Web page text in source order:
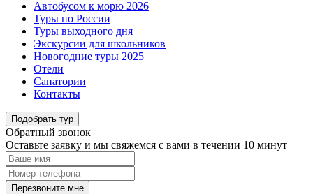
Автобусом к морю 2026
Туры по России
Туры выходного дня
Экскурсии для школьников
Новогодние туры 2025
Отели
Санатории
Контакты
Подобрать тур
Обратный звонок
Оставьте заявку и мы свяжемся с вами в течении 10 минут
Перезвоните мне